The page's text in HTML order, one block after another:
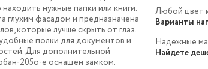
нужные папки или книги.
глухим фасадом и предназначена
которые лучше скрыть от глаз.
полки для документов и
Для дополнительной
205o-e оснащен замком.
Любой цвет
Варианты
Надежные
Найдете